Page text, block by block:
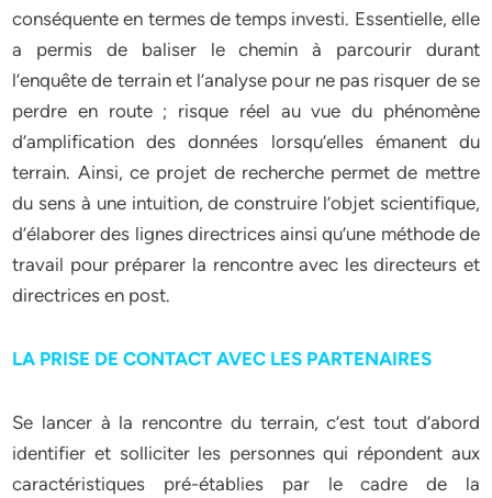
conséquente en termes de temps investi. Essentielle, elle
a permis de baliser le chemin à parcourir durant
l’enquête de terrain et l’analyse pour ne pas risquer de se
perdre en route ; risque réel au vue du phénomène
d’amplification des données lorsqu’elles émanent du
terrain. Ainsi, ce projet de recherche permet de mettre
du sens à une intuition, de construire l’objet scientifique,
d’élaborer des lignes directrices ainsi qu’une méthode de
travail pour préparer la rencontre avec les directeurs et
directrices en post.
LA PRISE DE CONTACT AVEC LES PARTENAIRES
Se lancer à la rencontre du terrain, c’est tout d’abord
identifier et solliciter les personnes qui répondent aux
caractéristiques pré-établies par le cadre de la